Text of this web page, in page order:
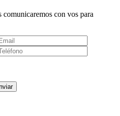
con vos para